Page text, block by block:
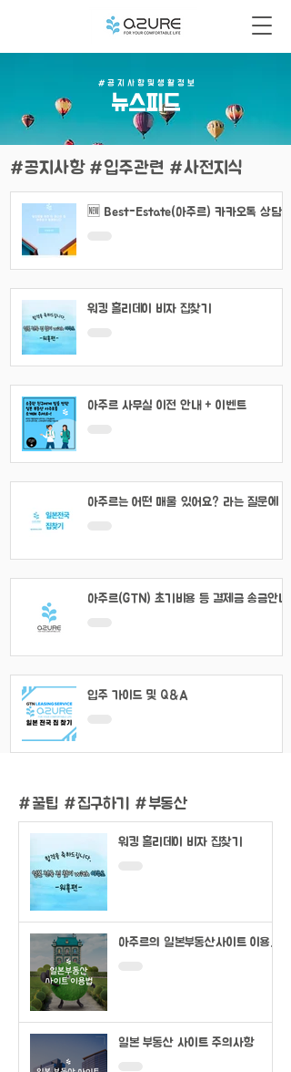
# 공 지 사 항 및 생 활 정 보
​뉴스피드
#공지사항 #입주관련 #사전지식
🆕 Best-Estate(아주르) 카카오톡 상담
워킹 홀리데이 비자 집찾기
아주르 사무실 이전 안내 + 이벤트
아주르는 어떤 매물 있어요? 라는 질문에 대
아주르(GTN) 초기비용 등 결제금 송금안내
입주 가이드 및 Q&A
#꿀팁 #집구하기 #부동산
워킹 홀리데이 비자 집찾기
아주르의 일본부동산사이트 이용법
일본 부동산 사이트 주의사항